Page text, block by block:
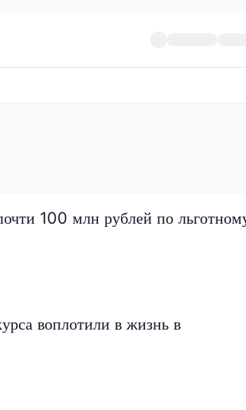
100 млн рублей по
воплотили в жизнь в